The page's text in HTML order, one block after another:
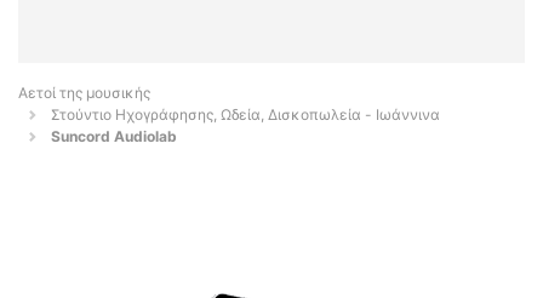
Αετοί της μουσικής
Στούντιο Ηχογράφησης, Ωδεία, Δισκοπωλεία - Ιωάννινα
Suncord Audiolab